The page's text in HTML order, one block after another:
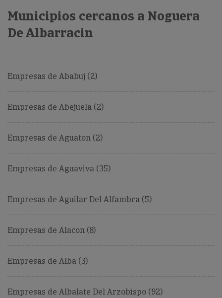
Municipios cercanos a Noguera
De Albarracin
Empresas de Ababuj (2)
Empresas de Abejuela (2)
Empresas de Aguaton (2)
Empresas de Aguaviva (35)
Empresas de Aguilar Del Alfambra (5)
Empresas de Alacon (8)
Empresas de Alba (3)
Empresas de Albalate Del Arzobispo (92)